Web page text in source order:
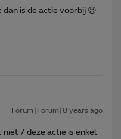
is de actie voorbij 😞
Forum|Forum|8 years ago
/ deze actie is enkel